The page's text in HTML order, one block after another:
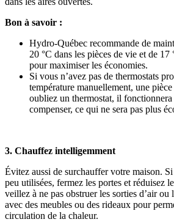
Bon à savoir :
Hydro-Québec recommande de
20 °C dans les pièces de vie et de 17
pour maximiser les économies.
Si vous n’avez pas de thermostats
température manuellement, une
oubliez un thermostat, il
compenser, ce qui ne sera pas plus
3. Chauffez intelligemment
Évitez aussi de surchauffer votre maison.
peu utilisées, fermez les portes et réduisez
veillez à ne pas obstruer les sorties d’air ou
avec des meubles ou des rideaux pour
circulation de la chaleur.